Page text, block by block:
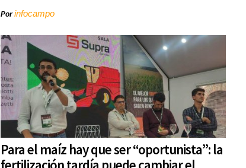
Porinfocampo
Para el maíz hay que ser “oportunista”: la